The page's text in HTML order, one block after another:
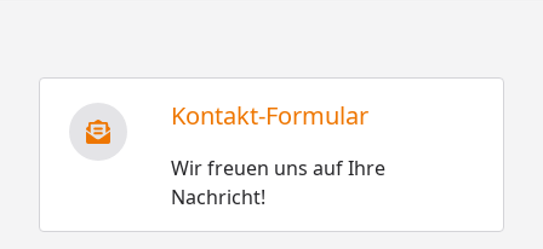
Kontakt-Formular
Wir freuen uns auf Ihre
Nachricht!